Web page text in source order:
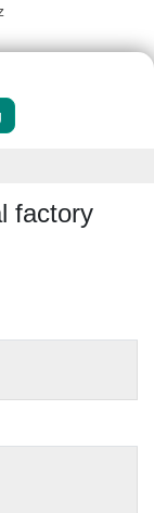
factory